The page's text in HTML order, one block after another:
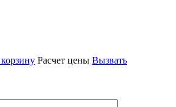
Расчет цены Вызвать